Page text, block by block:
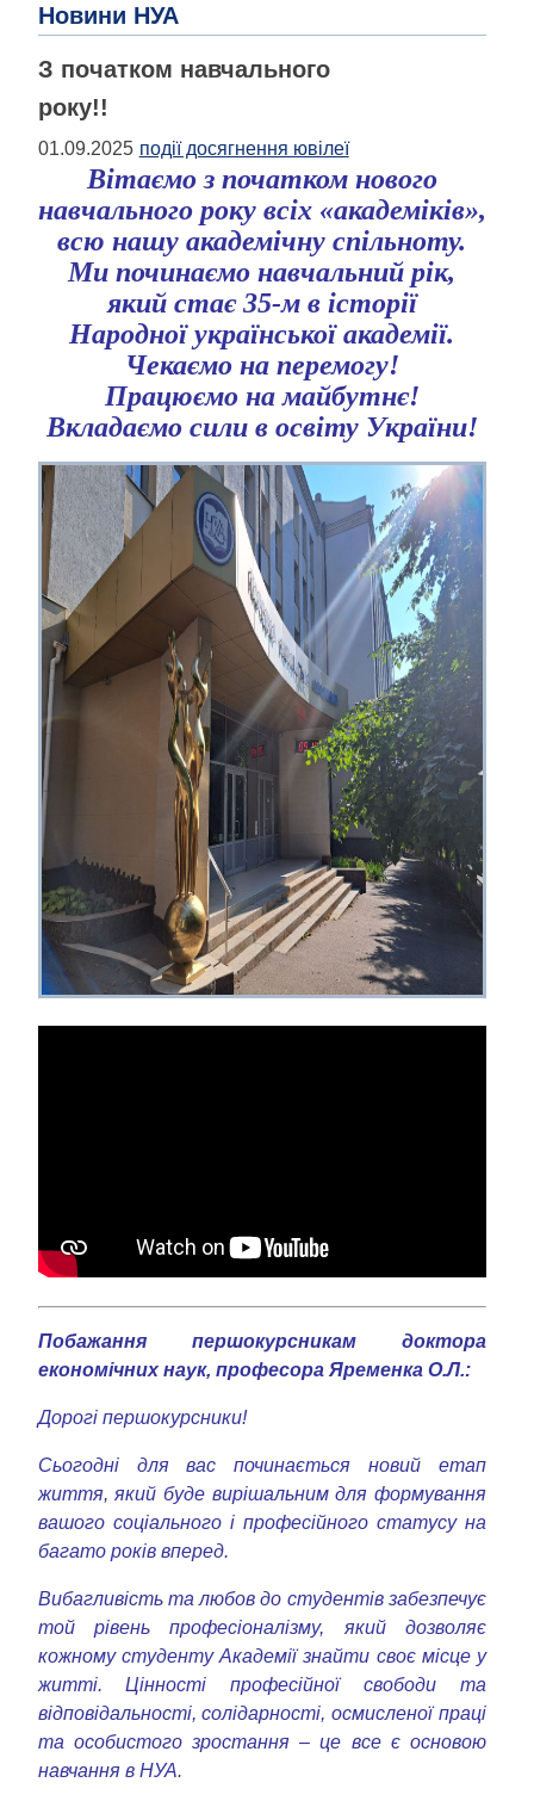
Новини НУА
З початком навчального
року!!
01.09.2025 події досягнення ювілеї
Вітаємо з початком нового
навчального року всіх «академіків»,
всю нашу академічну спільноту.
Ми починаємо навчальний рік,
який стає 35-м в історії
Народної української академії.
Чекаємо на перемогу!
Працюємо на майбутнє!
Вкладаємо сили в освіту України!
Побажання першокурсникам доктора
економічних наук, професора Яременка О.Л.:
Дорогі першокурсники!
Сьогодні для вас починається новий етап
життя, який буде вирішальним для формування
вашого соціального і професійного статусу на
багато років вперед.
Вибагливість та любов до студентів забезпечує
той рівень професіоналізму, який дозволяє
кожному студенту Академії знайти своє місце у
житті. Цінності професійної свободи та
відповідальності, солідарності, осмисленої праці
та особистого зростання – це все є основою
навчання в НУА.